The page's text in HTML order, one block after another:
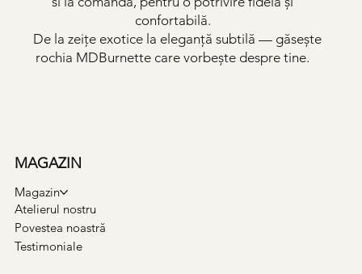
confortabilă.
De la zeițe exotice la eleganță subtilă — găsește
rochia MDBurnette care vorbește despre tine.
MAGAZIN
Magazin
Atelierul nostru
Povestea noastră
Testimoniale